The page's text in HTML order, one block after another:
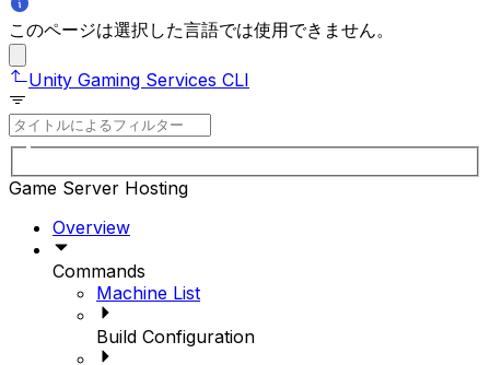
このページは選択した言語では使用できません。
Unity Gaming Services CLI
Game Server Hosting
Overview
Commands
Machine List
Build Configuration